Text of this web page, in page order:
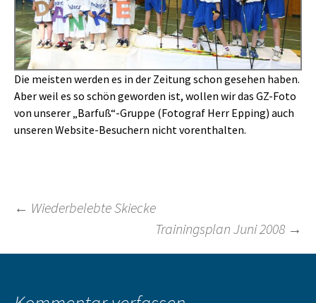
Die meisten werden es in der Zeitung schon gesehen haben.
Aber weil es so schön geworden ist, wollen wir das GZ-Foto
von unserer „Barfuß“-Gruppe (Fotograf Herr Epping) auch
unseren Website-Besuchern nicht vorenthalten.
Beitragsnavigation
← Wiederbelebte Skiecke
Trainingsplan Juni 2008 →